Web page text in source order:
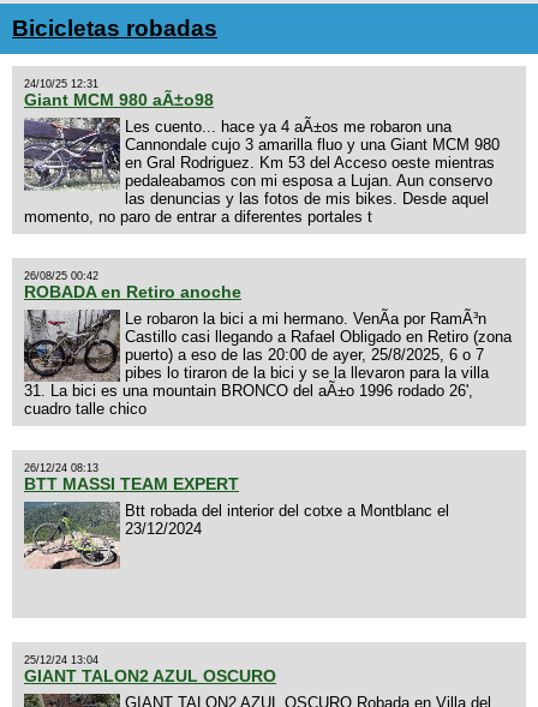
Bicicletas robadas
24/10/25 12:31
Giant MCM 980 aÃ±o98
Les cuento... hace ya 4 aÃ±os me robaron una
Cannondale cujo 3 amarilla fluo y una Giant MCM 980
en Gral Rodriguez. Km 53 del Acceso oeste mientras
pedaleabamos con mi esposa a Lujan. Aun conservo
las denuncias y las fotos de mis bikes. Desde aquel
momento, no paro de entrar a diferentes portales t
26/08/25 00:42
ROBADA en Retiro anoche
Le robaron la bici a mi hermano. VenÃ­a por RamÃ³n
Castillo casi llegando a Rafael Obligado en Retiro (zona
puerto) a eso de las 20:00 de ayer, 25/8/2025, 6 o 7
pibes lo tiraron de la bici y se la llevaron para la villa
31. La bici es una mountain BRONCO del aÃ±o 1996 rodado 26',
cuadro talle chico
26/12/24 08:13
BTT MASSI TEAM EXPERT
Btt robada del interior del cotxe a Montblanc el
23/12/2024
25/12/24 13:04
GIANT TALON2 AZUL OSCURO
GIANT TALON2 AZUL OSCURO Robada en Villa del